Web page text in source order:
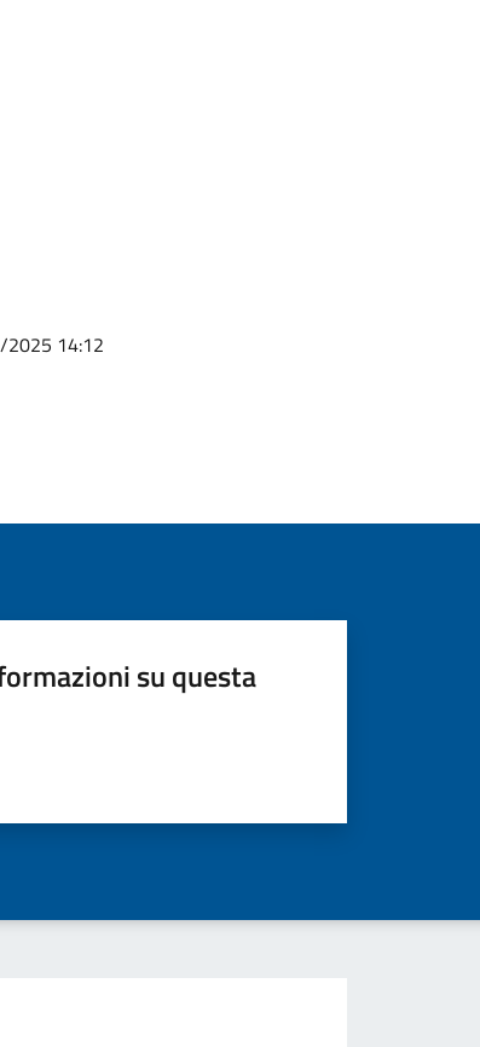
2025 14:12
su questa